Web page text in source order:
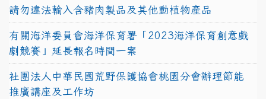
請勿違法輸入含豬肉製品及其他動植物產品
有關海洋委員會海洋保育署「2023海洋保育創意戲
劇競賽」延長報名時間一案
社團法人中華民國荒野保護協會桃園分會辦理節能
推廣講座及工作坊